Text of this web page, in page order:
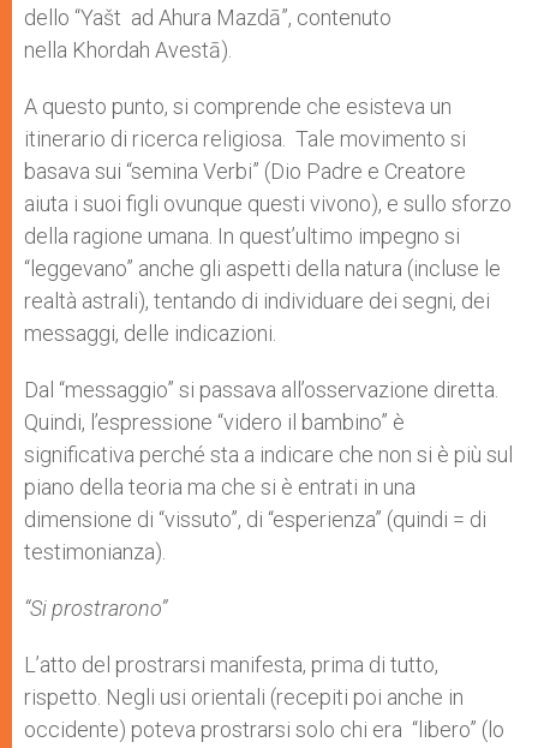
dello “Yašt ad Ahura Mazdā”, contenuto
nella Khordah Avestā).
A questo punto, si comprende che esisteva un
itinerario di ricerca religiosa. Tale movimento si
basava sui “semina Verbi” (Dio Padre e Creatore
aiuta i suoi figli ovunque questi vivono), e sullo sforzo
della ragione umana. In quest’ultimo impegno si
“leggevano” anche gli aspetti della natura (incluse le
realtà astrali), tentando di individuare dei segni, dei
messaggi, delle indicazioni.
Dal “messaggio” si passava all’osservazione diretta.
Quindi, l’espressione “videro il bambino” è
significativa perché sta a indicare che non si è più sul
piano della teoria ma che si è entrati in una
dimensione di “vissuto”, di “esperienza” (quindi = di
testimonianza).
“Si prostrarono”
L’atto del prostrarsi manifesta, prima di tutto,
rispetto. Negli usi orientali (recepiti poi anche in
occidente) poteva prostrarsi solo chi era “libero” (lo